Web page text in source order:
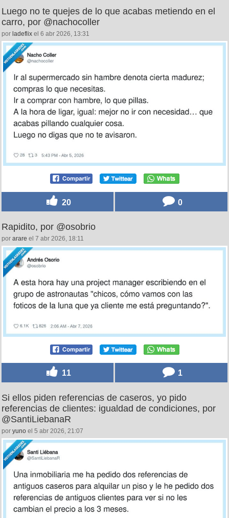
Luego no te quejes de lo que acabas metiendo en el
carro, por @nachocoller
por ladeflix el 6 abr 2026, 13:31
20 0
Rapidito, por @osobrio
por arare el 7 abr 2026, 18:11
11 1
Si ellos piden referencias de caseros, yo pido
referencias de clientes: igualdad de condiciones, por
@SantiLiebanaR
por yuno el 5 abr 2026, 21:07